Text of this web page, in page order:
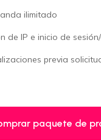
ilimitado
de IP e inicio de
previa
paquete de